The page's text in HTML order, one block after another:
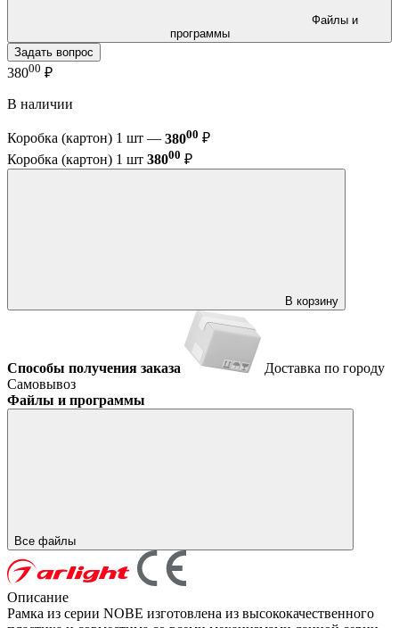
программы
Задать вопрос
38000 ₽
В наличии
Коробка (картон) 1 шт — 38000 ₽
Коробка (картон) 1 шт 38000 ₽
В корзину
Способы получения заказа
Доставка по городу
Самовывоз
Файлы и программы
Все файлы
Описание
Рамка из серии NOBE изготовлена из высококачественного